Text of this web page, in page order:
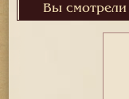
Вы смотрели